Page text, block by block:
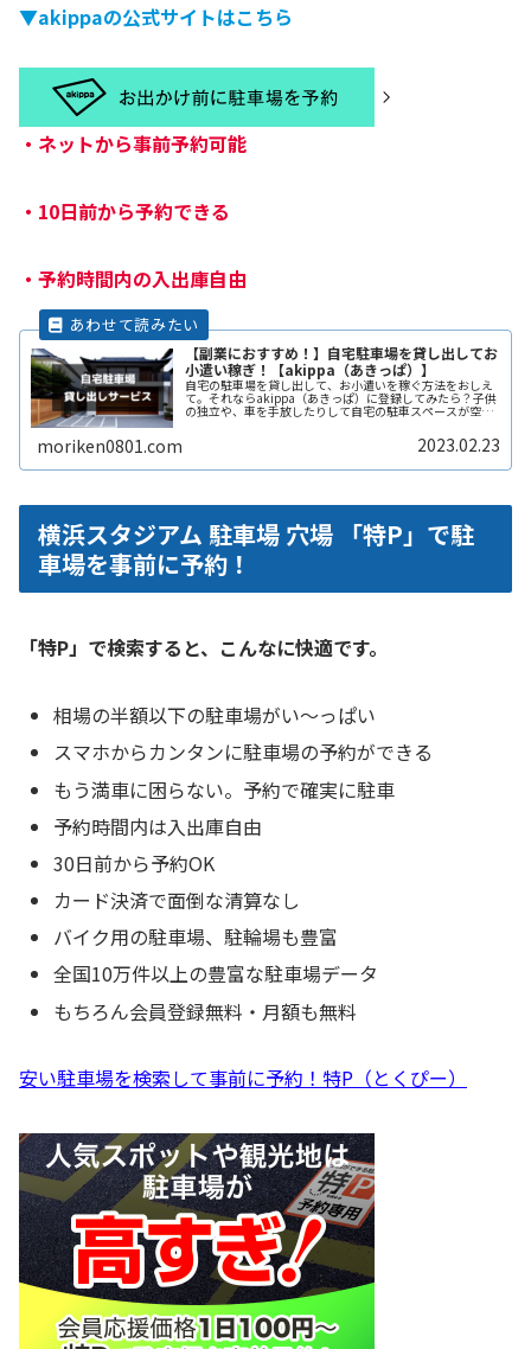
▼akippaの公式サイトはこちら
・ ネットから事前予約可能
・ 10日前から予約できる
・ 予約時間内の入出庫自由
【副業におすすめ！】自宅駐車場を貸し出してお
小遣い稼ぎ！【akippa（あきっぱ）】
自宅の駐車場を貸し出して、お小遣いを稼ぐ方法をおしえ
て。それならakippa（あきっぱ）に登録してみたら？子供
の独立や、車を手放したりして自宅の駐車スペースが空い
moriken0801.com 2023.02.23
横浜スタジアム 駐車場 穴場 「特P」で駐
車場を事前に予約！
「特P」で検索すると、こんなに快適です。
相場の半額以下の駐車場がい〜っぱい
スマホからカンタンに駐車場の予約ができる
もう満車に困らない。予約で確実に駐車
予約時間内は入出庫自由
30日前から予約OK
カード決済で面倒な清算なし
バイク用の駐車場、駐輪場も豊富
全国10万件以上の豊富な駐車場データ
もちろん会員登録無料・月額も無料
安い駐車場を検索して事前に予約！特P（とくぴー）